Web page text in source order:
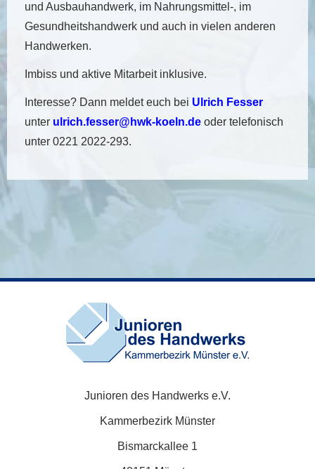
und Ausbauhandwerk, im Nahrungsmittel-, im
Gesundheitshandwerk und auch in vielen anderen
Handwerken.
Imbiss und aktive Mitarbeit inklusive.
Interesse? Dann meldet euch bei Ulrich Fesser
unter ulrich.fesser@hwk-koeln.de oder telefonisch
unter 0221 2022-293.
Junioren des Handwerks e.V.
Kammerbezirk Münster
Bismarckallee 1